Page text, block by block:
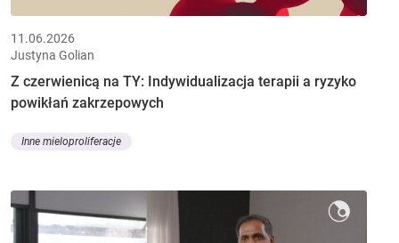
11.06.2026
Justyna Golian
Z czerwienicą na TY: Indywidualizacja terapii a ryzyko
powikłań zakrzepowych
Inne mieloproliferacje